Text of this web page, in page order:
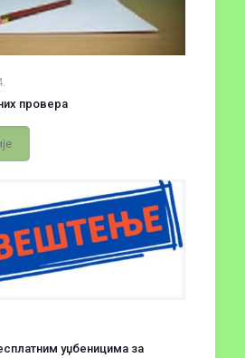
провера
уџбеницима за